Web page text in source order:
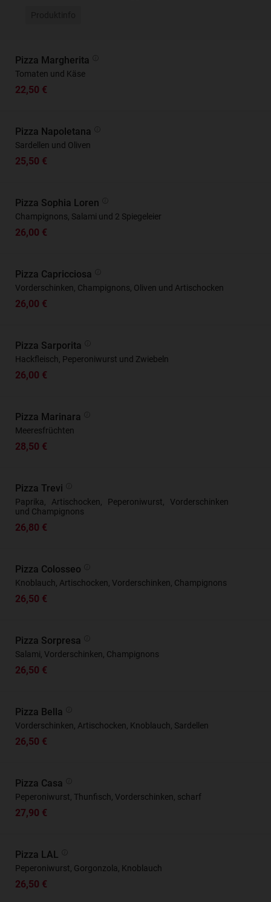
Pizza Margherita
Tomaten und Käse
22,50 €
Pizza Napoletana
Sardellen und Oliven
25,50 €
Pizza Sophia Loren
Champignons, Salami und 2 Spiegeleier
26,00 €
Pizza Capricciosa
Vorderschinken, Champignons, Oliven und Artischocken
26,00 €
Pizza Sarporita
Hackfleisch, Peperoniwurst und Zwiebeln
26,00 €
Pizza Marinara
Meeresfrüchten
28,50 €
Pizza Trevi
Paprika, Artischocken, Peperoniwurst, Vorderschinken
und Champignons
26,80 €
Pizza Colosseo
Knoblauch, Artischocken, Vorderschinken, Champignons
26,50 €
Pizza Sorpresa
Salami, Vorderschinken, Champignons
26,50 €
Pizza Bella
Vorderschinken, Artischocken, Knoblauch, Sardellen
26,50 €
Pizza Casa
Peperoniwurst, Thunfisch, Vorderschinken, scharf
27,90 €
Pizza LAL
Peperoniwurst, Gorgonzola, Knoblauch
26,50 €